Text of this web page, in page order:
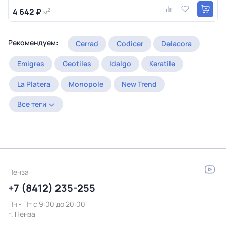
4 642 ₽ м2
Рекомендуем: Cerrad Codicer Delacora
Emigres Geotiles Idalgo Keratile
La Platera Monopole New Trend
Все теги
Пенза
+7 (8412) 235-255
Пн - Пт c 9:00 до 20:00
г. Пенза